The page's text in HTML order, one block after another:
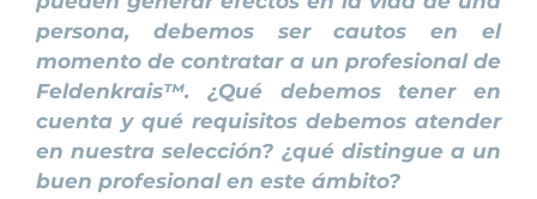
persona, debemos ser cautos en el
momento de contratar a un profesional de
Feldenkrais™. ¿Qué debemos tener en
cuenta y qué requisitos debemos atender
en nuestra selección? ¿qué distingue a un
buen profesional en este ámbito?